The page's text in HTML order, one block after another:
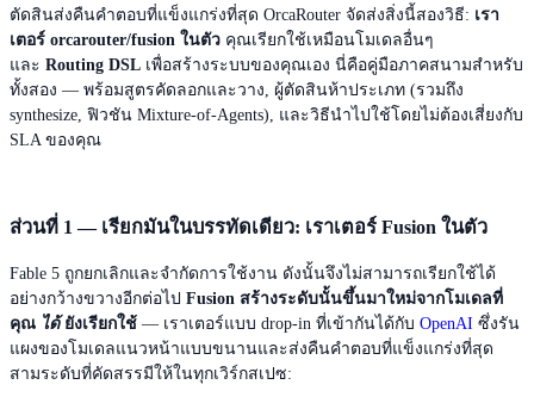
ตัดสินส่งคืนคำตอบที่แข็งแกร่งที่สุด OrcaRouter จัดส่งสิ่งนี้สองวิธี: เรา
เตอร์ orcarouter/fusion ในตัว คุณเรียกใช้เหมือนโมเดลอื่นๆ
และ Routing DSL เพื่อสร้างระบบของคุณเอง นี่คือคู่มือภาคสนามสำหรับ
ทั้งสอง — พร้อมสูตรคัดลอกและวาง, ผู้ตัดสินห้าประเภท (รวมถึง
synthesize, ฟิวชัน Mixture-of-Agents), และวิธีนำไปใช้โดยไม่ต้องเสี่ยงกับ
SLA ของคุณ
ส่วนที่ 1 — เรียกมันในบรรทัดเดียว: เราเตอร์ Fusion ในตัว
Fable 5 ถูกยกเลิกและจำกัดการใช้งาน ดังนั้นจึงไม่สามารถเรียกใช้ได้
อย่างกว้างขวางอีกต่อไป Fusion สร้างระดับนั้นขึ้นมาใหม่จากโมเดลที่
คุณ ได้ยังเรียกใช้ — เราเตอร์แบบ drop‑in ที่เข้ากันได้กับ OpenAI ซึ่งรัน
แผงของโมเดลแนวหน้าแบบขนานและส่งคืนคำตอบที่แข็งแกร่งที่สุด
สามระดับที่คัดสรรมีให้ในทุกเวิร์กสเปซ: